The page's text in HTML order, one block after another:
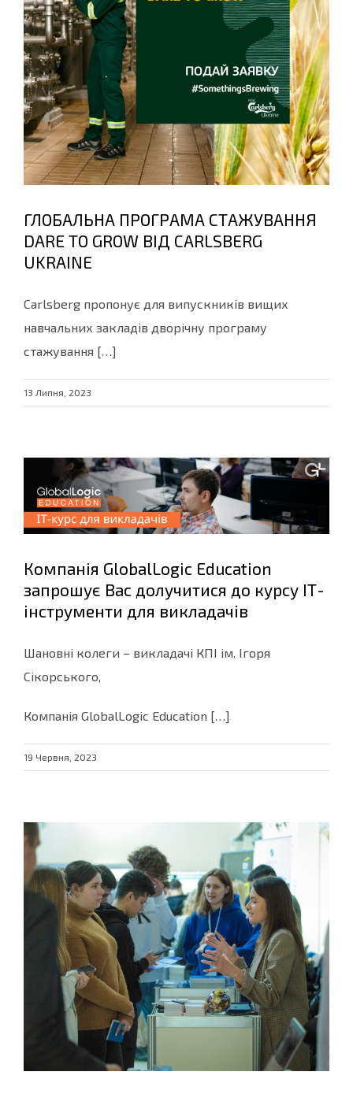
ГЛОБАЛЬНА ПРОГРАМА СТАЖУВАННЯ
DARE TO GROW ВІД CARLSBERG
UKRAINE
Carlsberg пропонує для випускників вищих
навчальних закладів дворічну програму
стажування […]
13 Липня, 2023
Компанія GlobalLogic Education
запрошує Вас долучитися до курсу ІТ-
інструменти для викладачів
Шановні колеги – викладачі КПІ ім. Ігоря
Сікорського,
Компанія GlobalLogic Education […]
19 Червня, 2023